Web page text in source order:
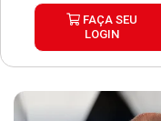
FAÇA SEU
LOGIN